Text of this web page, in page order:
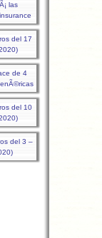
las
del 17
de 4
del 10
del 3 –